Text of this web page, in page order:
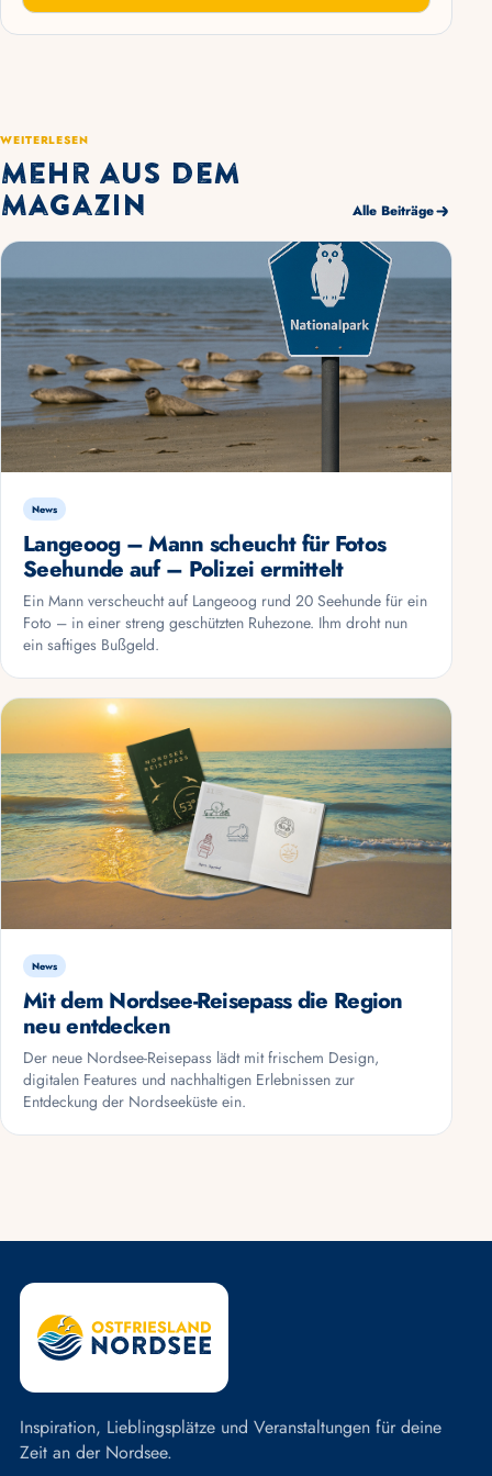
WEITERLESEN
Mehr aus dem
Magazin Alle Beiträge
News
Langeoog – Mann scheucht für Fotos
Seehunde auf – Polizei ermittelt
Ein Mann verscheucht auf Langeoog rund 20 Seehunde für ein
Foto – in einer streng geschützten Ruhezone. Ihm droht nun
ein saftiges Bußgeld.
News
Mit dem Nordsee-Reisepass die Region
neu entdecken
Der neue Nordsee-Reisepass lädt mit frischem Design,
digitalen Features und nachhaltigen Erlebnissen zur
Entdeckung der Nordseeküste ein.
Inspiration, Lieblingsplätze und Veranstaltungen für deine
Zeit an der Nordsee.